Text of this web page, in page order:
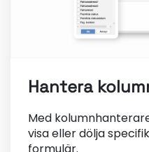
Hantera
Med
visa eller dölja